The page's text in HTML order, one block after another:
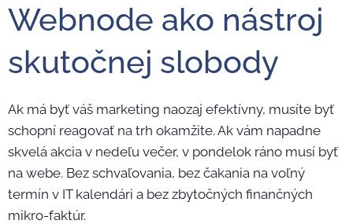
Webnode ako nástroj
skutočnej slobody
Ak má byť váš marketing naozaj efektívny, musíte byť
schopní reagovať na trh okamžite. Ak vám napadne
skvelá akcia v nedeľu večer, v pondelok ráno musí byť
na webe. Bez schvaľovania, bez čakania na voľný
termín v IT kalendári a bez zbytočných finančných
mikro-faktúr.